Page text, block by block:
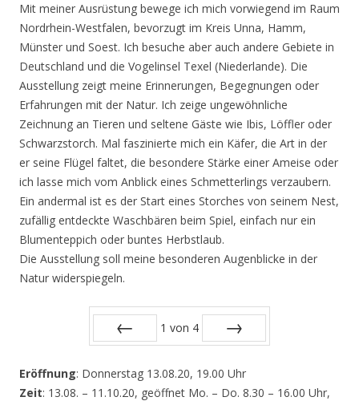
Mit meiner Ausrüstung bewege ich mich vorwiegend im Raum
Nordrhein-Westfalen, bevorzugt im Kreis Unna, Hamm,
Münster und Soest. Ich besuche aber auch andere Gebiete in
Deutschland und die Vogelinsel Texel (Niederlande). Die
Ausstellung zeigt meine Erinnerungen, Begegnungen oder
Erfahrungen mit der Natur. Ich zeige ungewöhnliche
Zeichnung an Tieren und seltene Gäste wie Ibis, Löffler oder
Schwarzstorch. Mal faszinierte mich ein Käfer, die Art in der
er seine Flügel faltet, die besondere Stärke einer Ameise oder
ich lasse mich vom Anblick eines Schmetterlings verzaubern.
Ein andermal ist es der Start eines Storches von seinem Nest,
zufällig entdeckte Waschbären beim Spiel, einfach nur ein
Blumenteppich oder buntes Herbstlaub.
Die Ausstellung soll meine besonderen Augenblicke in der
Natur widerspiegeln.
1 von 4
Eröffnung: Donnerstag 13.08.20, 19.00 Uhr
Zeit: 13.08. – 11.10.20, geöffnet Mo. – Do. 8.30 – 16.00 Uhr,